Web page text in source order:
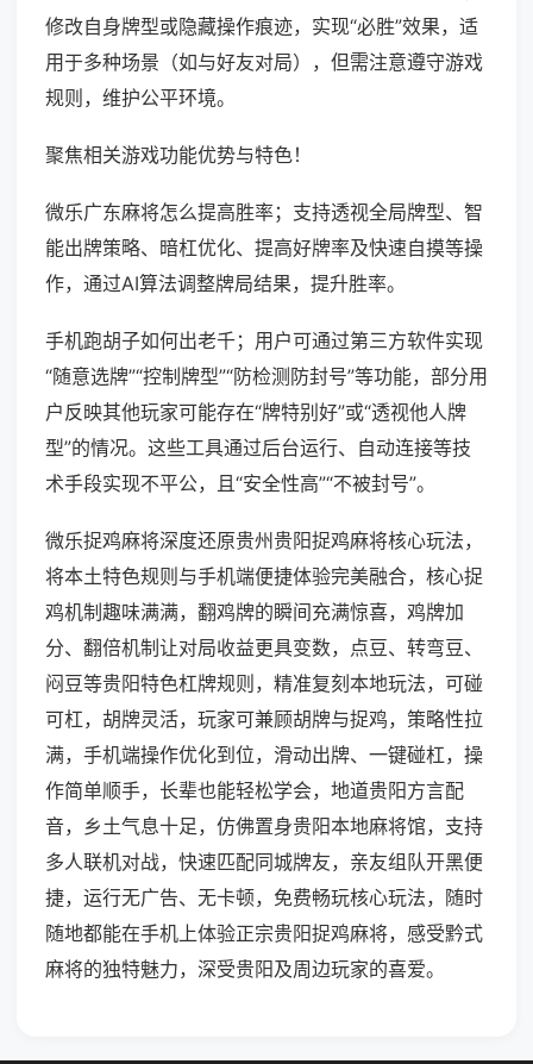
修改自身牌型或隐藏操作痕迹，实现“必胜”效果，适
用于多种场景（如与好友对局），但需注意遵守游戏
规则，维护公平环境。
聚焦相关游戏功能优势与特色！
微乐广东麻将怎么提高胜率；支持透视全局牌型、智
能出牌策略、暗杠优化、提高好牌率及快速自摸等操
作，通过AI算法调整牌局结果，提升胜率。
手机跑胡子如何出老千；用户可通过第三方软件实现
“随意选牌”“控制牌型”“防检测防封号”等功能，部分用
户反映其他玩家可能存在“牌特别好”或“透视他人牌
型”的情况。这些工具通过后台运行、自动连接等技
术手段实现不平公，且“安全性高”“不被封号”。
微乐捉鸡麻将深度还原贵州贵阳捉鸡麻将核心玩法，
将本土特色规则与手机端便捷体验完美融合，核心捉
鸡机制趣味满满，翻鸡牌的瞬间充满惊喜，鸡牌加
分、翻倍机制让对局收益更具变数，点豆、转弯豆、
闷豆等贵阳特色杠牌规则，精准复刻本地玩法，可碰
可杠，胡牌灵活，玩家可兼顾胡牌与捉鸡，策略性拉
满，手机端操作优化到位，滑动出牌、一键碰杠，操
作简单顺手，长辈也能轻松学会，地道贵阳方言配
音，乡土气息十足，仿佛置身贵阳本地麻将馆，支持
多人联机对战，快速匹配同城牌友，亲友组队开黑便
捷，运行无广告、无卡顿，免费畅玩核心玩法，随时
随地都能在手机上体验正宗贵阳捉鸡麻将，感受黔式
麻将的独特魅力，深受贵阳及周边玩家的喜爱。